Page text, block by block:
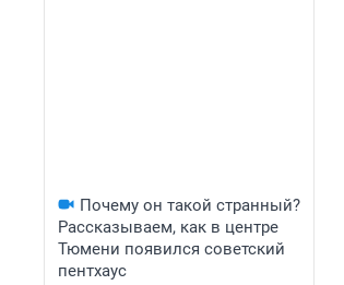
Почему он такой странный?
Рассказываем, как в центре
Тюмени появился советский
пентхаус